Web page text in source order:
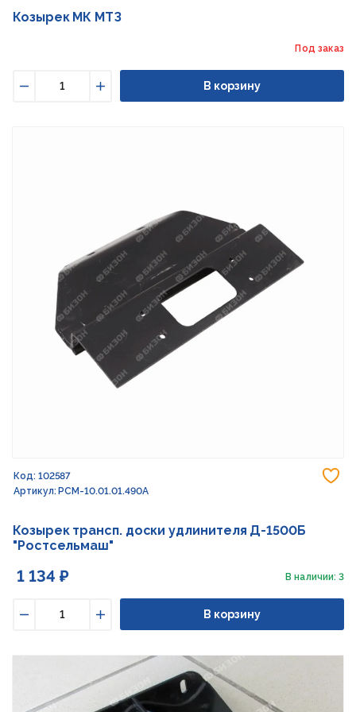
Козырек МК МТЗ
Под заказ
Увеличить
В корзину
Код: 102587
Артикул: РСМ-10.01.01.490А
Козырек трансп. доски удлинителя Д-1500Б
"Ростсельмаш"
1 134 ₽ В наличии: 3
Увеличить
В корзину